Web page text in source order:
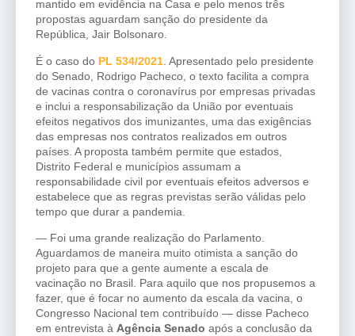
mantido em evidência na Casa e pelo menos três
propostas aguardam sanção do presidente da
República, Jair Bolsonaro.
É o caso do PL 534/2021 . Apresentado pelo presidente
do Senado, Rodrigo Pacheco, o texto facilita a compra
de vacinas contra o coronavírus por empresas privadas
e inclui a responsabilização da União por eventuais
efeitos negativos dos imunizantes, uma das exigências
das empresas nos contratos realizados em outros
países. A proposta também permite que estados,
Distrito Federal e municípios assumam a
responsabilidade civil por eventuais efeitos adversos e
estabelece que as regras previstas serão válidas pelo
tempo que durar a pandemia.
— Foi uma grande realização do Parlamento.
Aguardamos de maneira muito otimista a sanção do
projeto para que a gente aumente a escala de
vacinação no Brasil. Para aquilo que nos propusemos a
fazer, que é focar no aumento da escala da vacina, o
Congresso Nacional tem contribuído — disse Pacheco
em entrevista à Agência Senado após a conclusão da